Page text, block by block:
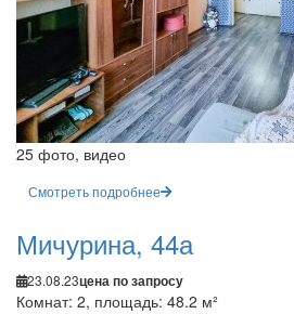
25 фото, видео
Смотреть подробнее
Мичурина, 44а
23.08.23цена по запросу
Комнат: 2, площадь: 48.2 м²